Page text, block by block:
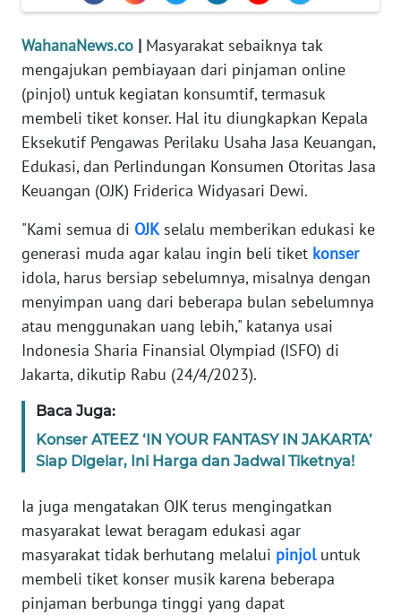
WahanaNews.co | Masyarakat sebaiknya tak
mengajukan pembiayaan dari pinjaman online
(pinjol) untuk kegiatan konsumtif, termasuk
membeli tiket konser. Hal itu diungkapkan Kepala
Eksekutif Pengawas Perilaku Usaha Jasa Keuangan,
Edukasi, dan Perlindungan Konsumen Otoritas Jasa
Keuangan (OJK) Friderica Widyasari Dewi.
"Kami semua di OJKselalu memberikan edukasi ke
generasi muda agar kalau ingin beli tiket konser
idola, harus bersiap sebelumnya, misalnya dengan
menyimpan uang dari beberapa bulan sebelumnya
atau menggunakan uang lebih," katanya usai
Indonesia Sharia Finansial Olympiad (ISFO) di
Jakarta, dikutip Rabu (24/4/2023).
Baca Juga:
Konser ATEEZ ‘IN YOUR FANTASY IN JAKARTA’
Siap Digelar, Ini Harga dan Jadwal Tiketnya!
Ia juga mengatakan OJK terus mengingatkan
masyarakat lewat beragam edukasi agar
masyarakat tidak berhutang melalui pinjoluntuk
membeli tiket konser musik karena beberapa
pinjaman berbunga tinggi yang dapat
EDITORIAL
Informasi
INDEKS
BERITA
KONTAK
IKLAN
TENTANG
KAMI
MEDIA
SIBER
REDAKSI
KARIR
DISCLAIMER